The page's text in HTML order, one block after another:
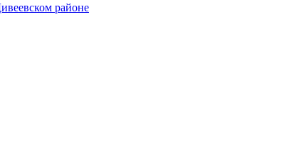
районе